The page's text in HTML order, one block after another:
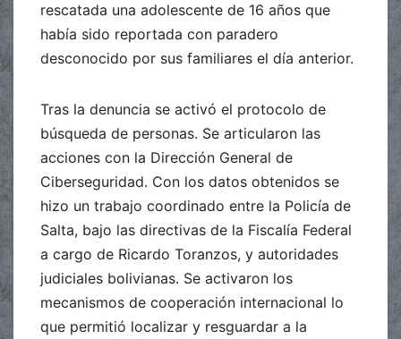
rescatada una adolescente de 16 años que
había sido reportada con paradero
desconocido por sus familiares el día anterior.
Tras la denuncia se activó el protocolo de
búsqueda de personas. Se articularon las
acciones con la Dirección General de
Ciberseguridad. Con los datos obtenidos se
hizo un trabajo coordinado entre la Policía de
Salta, bajo las directivas de la Fiscalía Federal
a cargo de Ricardo Toranzos, y autoridades
judiciales bolivianas. Se activaron los
mecanismos de cooperación internacional lo
que permitió localizar y resguardar a la